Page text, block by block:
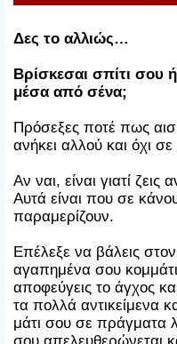
Δες το αλλιώς…
Βρίσκεσαι σπίτι σου
μέσα από σένα;
Πρόσεξες ποτέ πως
ανήκει αλλού και όχι
Αν ναι, είναι γιατί
Αυτά είναι που σε
παραμερίζουν.
Επέλεξε να βάλεις
αγαπημένα σου
αποφεύγεις το άγχος
τα πολλά αντικείμενα
μάτι σου σε πράγματα